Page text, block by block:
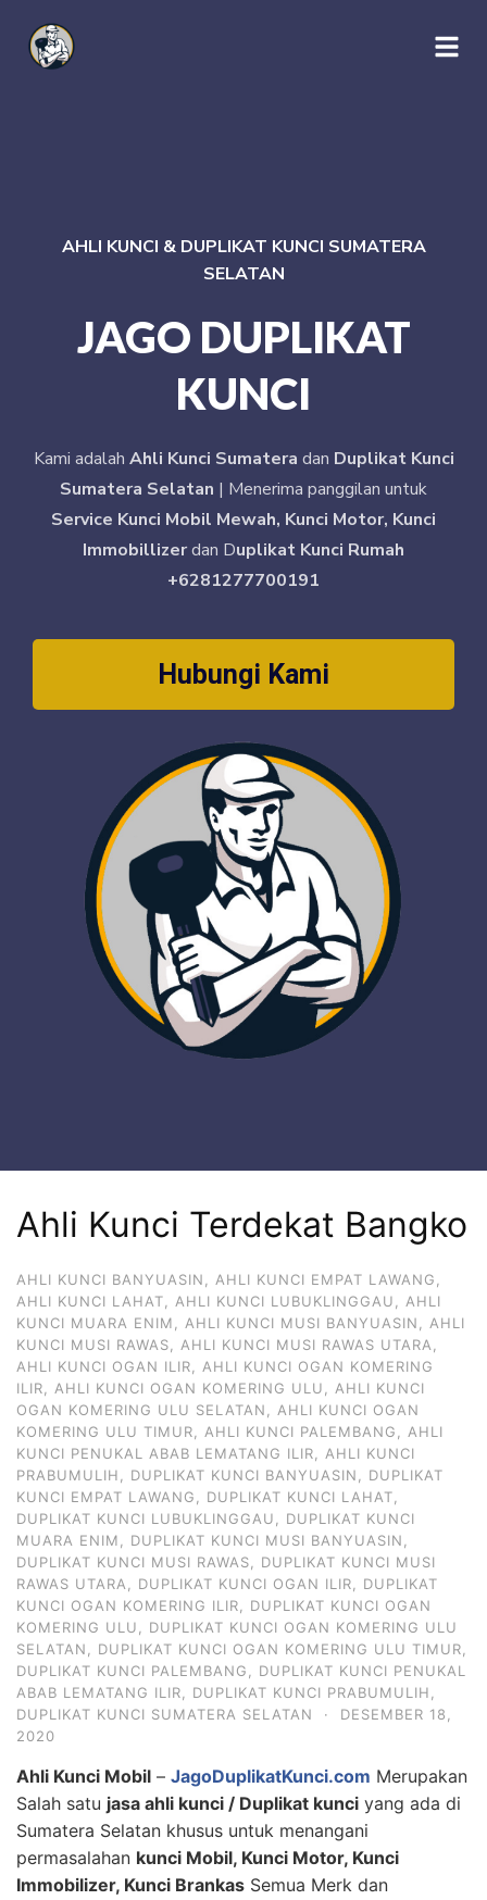
AHLI KUNCI & DUPLIKAT KUNCI SUMATERA
SELATAN
JAGO DUPLIKAT
KUNCI
Kami adalah Ahli Kunci Sumatera dan Duplikat Kunci
Sumatera Selatan | Menerima panggilan untuk
Service Kunci Mobil Mewah, Kunci Motor, Kunci
Immobillizerdan Duplikat Kunci Rumah
+6281277700191
Hubungi Kami
Ahli Kunci Terdekat Bangko
AHLI KUNCI BANYUASIN, AHLI KUNCI EMPAT LAWANG,
AHLI KUNCI LAHAT, AHLI KUNCI LUBUKLINGGAU, AHLI
KUNCI MUARA ENIM, AHLI KUNCI MUSI BANYUASIN, AHLI
KUNCI MUSI RAWAS, AHLI KUNCI MUSI RAWAS UTARA,
AHLI KUNCI OGAN ILIR, AHLI KUNCI OGAN KOMERING
ILIR, AHLI KUNCI OGAN KOMERING ULU, AHLI KUNCI
OGAN KOMERING ULU SELATAN, AHLI KUNCI OGAN
KOMERING ULU TIMUR, AHLI KUNCI PALEMBANG, AHLI
KUNCI PENUKAL ABAB LEMATANG ILIR, AHLI KUNCI
PRABUMULIH, DUPLIKAT KUNCI BANYUASIN, DUPLIKAT
KUNCI EMPAT LAWANG, DUPLIKAT KUNCI LAHAT,
DUPLIKAT KUNCI LUBUKLINGGAU, DUPLIKAT KUNCI
MUARA ENIM, DUPLIKAT KUNCI MUSI BANYUASIN,
DUPLIKAT KUNCI MUSI RAWAS, DUPLIKAT KUNCI MUSI
RAWAS UTARA, DUPLIKAT KUNCI OGAN ILIR, DUPLIKAT
KUNCI OGAN KOMERING ILIR, DUPLIKAT KUNCI OGAN
KOMERING ULU, DUPLIKAT KUNCI OGAN KOMERING ULU
SELATAN, DUPLIKAT KUNCI OGAN KOMERING ULU TIMUR,
DUPLIKAT KUNCI PALEMBANG, DUPLIKAT KUNCI PENUKAL
ABAB LEMATANG ILIR, DUPLIKAT KUNCI PRABUMULIH,
DUPLIKAT KUNCI SUMATERA SELATAN
·
DESEMBER 18,
2020
Ahli Kunci Mobil – JagoDuplikatKunci.com Merupakan
Salah satu jasa ahli kunci / Duplikat kunci yang ada di
Sumatera Selatan khusus untuk menangani
permasalahan kunci Mobil, Kunci Motor, Kunci
Immobilizer, Kunci Brankas Semua Merk dan